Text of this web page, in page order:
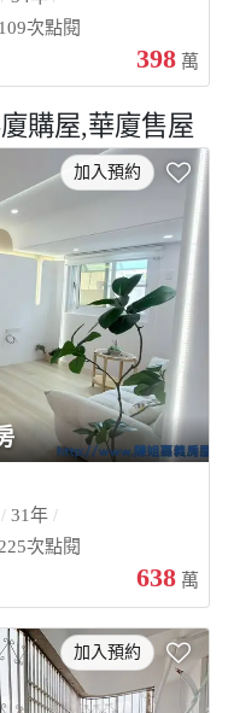
109次點閱
398 萬
購屋,華廈售屋
加入預約
31年
225次點閱
638 萬
加入預約